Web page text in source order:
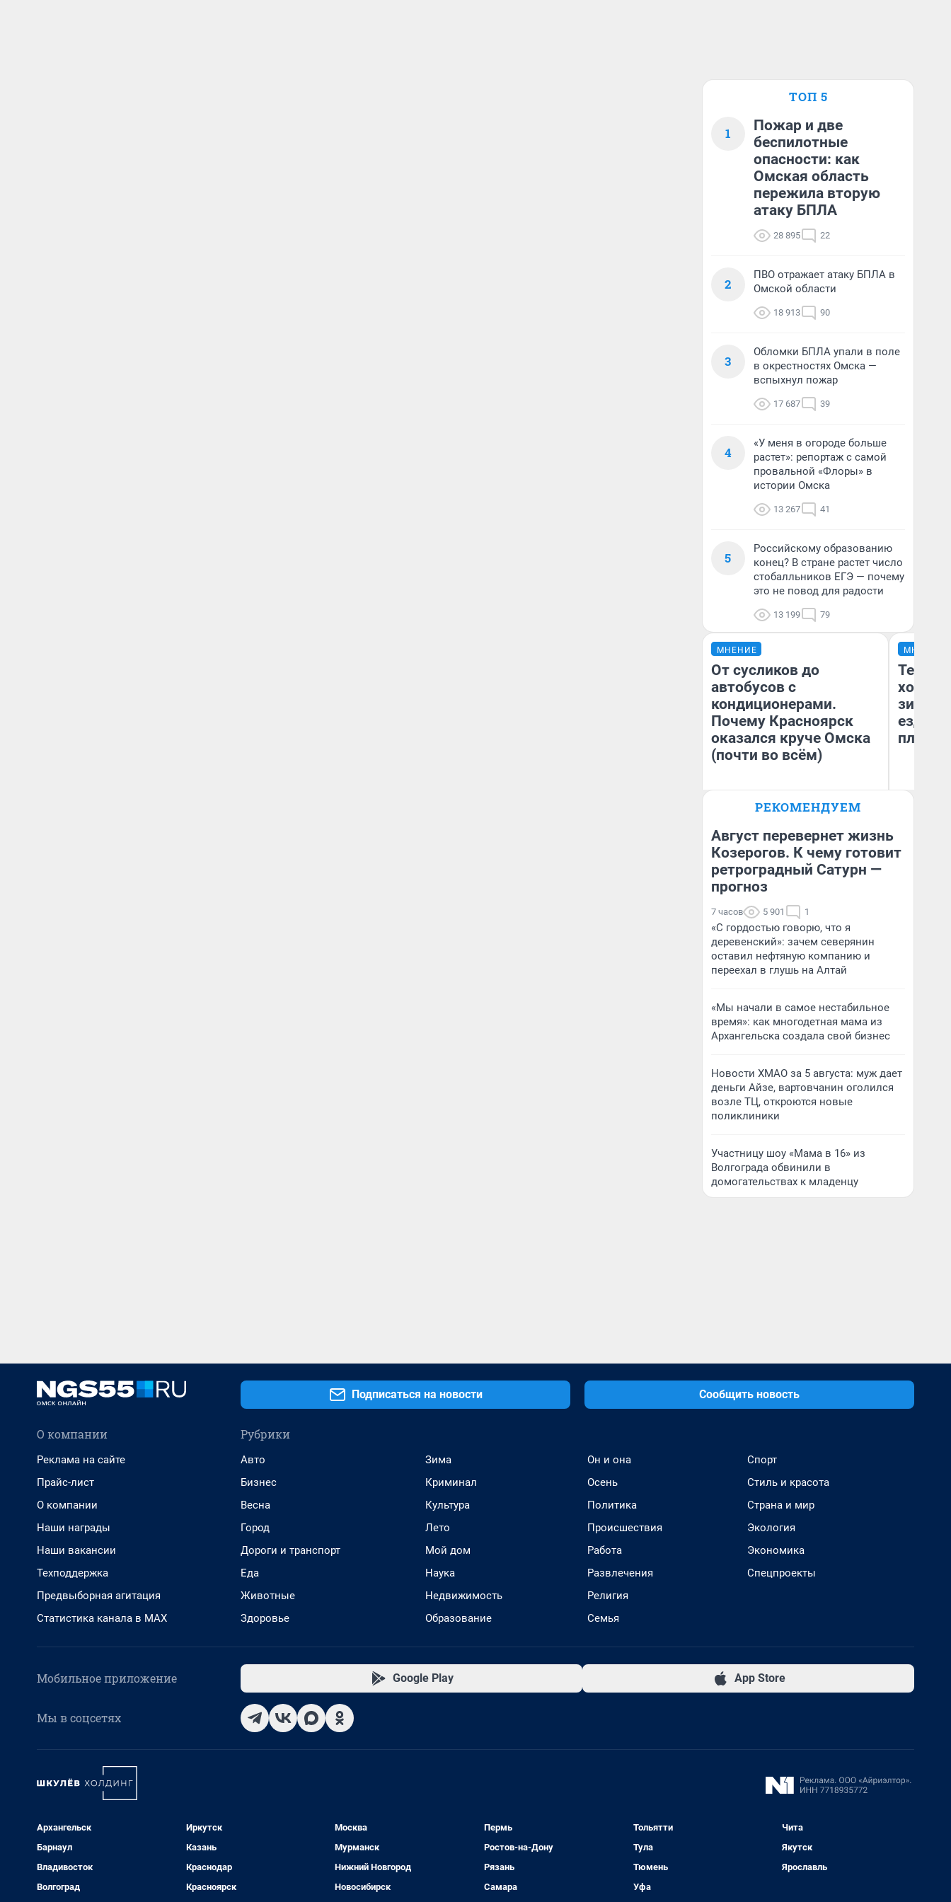
ТОП 5
1
Пожар и две
беспилотные
опасности: как
Омская область
пережила вторую
атаку БПЛА
28 895 22
2
ПВО отражает атаку БПЛА в
Омской области
18 913 90
3
Обломки БПЛА упали в поле
в окрестностях Омска —
вспыхнул пожар
17 687 39
4
«У меня в огороде больше
растет»: репортаж с самой
провальной «Флоры» в
истории Омска
13 267 41
5
Российскому образованию
конец? В стране растет число
стобалльников ЕГЭ — почему
это не повод для радости
13 199 79
МНЕНИЕ
От сусликов до
автобусов с
кондиционерами.
Почему Красноярск
оказался круче Омска
(почти во всём)
МНЕНИЕ
Тепло
зимой.
ездит
плюсы
РЕКОМЕНДУЕМ
Август перевернет жизнь
Козерогов. К чему готовит
ретроградный Сатурн —
прогноз
7 часов 5 901 1
«С гордостью говорю, что я
деревенский»: зачем северянин
оставил нефтяную компанию и
переехал в глушь на Алтай
«Мы начали в самое нестабильное
время»: как многодетная мама из
Архангельска создала свой бизнес
Новости ХМАО за 5 августа: муж дает
деньги Айзе, вартовчанин оголился
возле ТЦ, откроются новые
поликлиники
Участницу шоу «Мама в 16» из
Волгограда обвинили в
домогательствах к младенцу
Подписаться на новости Сообщить новость
О компании
Реклама на сайте
Прайс-лист
О компании
Наши награды
Наши вакансии
Техподдержка
Предвыборная агитация
Статистика канала в MAX
Рубрики
Авто
Бизнес
Весна
Город
Дороги и транспорт
Еда
Животные
Здоровье
Зима
Криминал
Культура
Лето
Мой дом
Наука
Недвижимость
Образование
Он и она
Осень
Политика
Происшествия
Работа
Развлечения
Религия
Семья
Спорт
Стиль и красота
Страна и мир
Экология
Экономика
Спецпроекты
Мобильное приложение Google Play App Store
Мы в соцсетях
Архангельск
Барнаул
Владивосток
Волгоград
Иркутск
Казань
Краснодар
Красноярск
Москва
Мурманск
Нижний Новгород
Новосибирск
Пермь
Ростов-на-Дону
Рязань
Самара
Тольятти
Тула
Тюмень
Уфа
Чита
Якутск
Ярославль